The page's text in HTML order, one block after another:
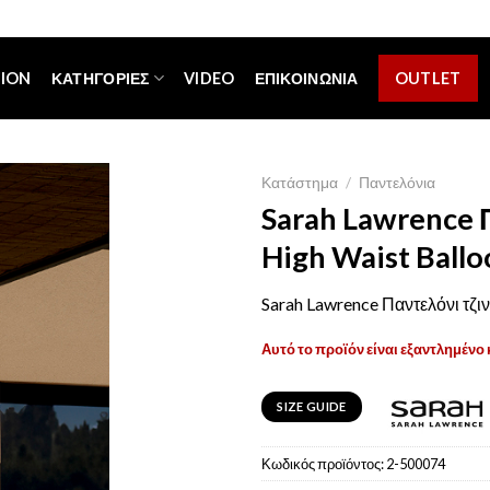
ΚΑΤΗΓΟΡΊΕΣ VIDEO ΕΠΙΚΟΙΝΩΝΊΑ OUTLET
Κατάστημα / Παντελόνια
Sarah Lawrence
High Waist
Sarah Lawrence Παντελόνι
Αυτό το προϊόν είναι
SIZE GUIDE
Κωδικός προϊόντος:2-500074